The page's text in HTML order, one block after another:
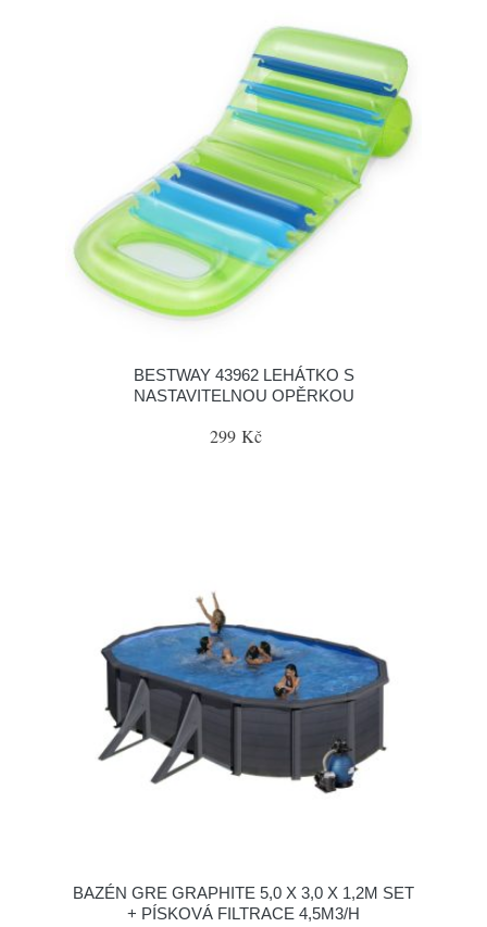
BESTWAY 43962 LEHÁTKO S
NASTAVITELNOU OPĚRKOU
299 Kč
BAZÉN GRE GRAPHITE 5,0 X 3,0 X 1,2M SET
+ PÍSKOVÁ FILTRACE 4,5M3/H